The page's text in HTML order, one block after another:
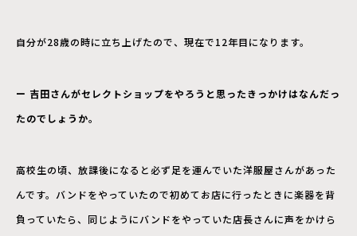
自分が28歳の時に立ち上げたので、現在で12年目になります。
ー 吉田さんがセレクトショップをやろうと思ったきっかけはなんだっ
たのでしょうか。
高校生の頃、放課後になると必ず足を運んでいた洋服屋さんがあった
んです。バンドをやっていたので初めてお店に行ったときに楽器を背
負っていたら、同じようにバンドをやっていた店長さんに声をかけら